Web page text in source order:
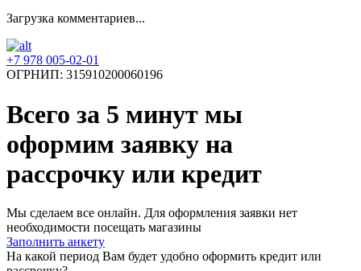
Загрузка комментариев...
+7 978 005-02-01
ОГРНИП: 315910200060196
Всего за 5 минут мы
оформим заявку на
рассрочку или кредит
Мы сделаем все онлайн. Для оформления заявки нет
необходимости посещать магазины
Заполнить анкету
На какой период Вам будет удобно оформить кредит или